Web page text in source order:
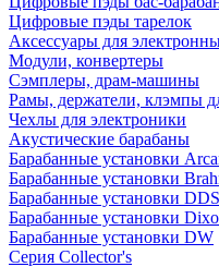
Цифровые пэды тарелок
Аксессуары для
Модули, конвертеры
Сэмплеры, драм-машины
Рамы, держатели, клэмпы
Чехлы для электроники
Акустические барабаны
Барабанные установки
Барабанные установки
Барабанные установки DDS
Барабанные установки
Барабанные установки DW
Серия Collector's